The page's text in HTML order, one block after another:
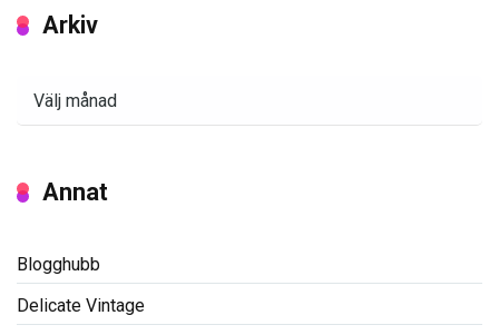
Arkiv
Annat
Blogghubb
Delicate Vintage